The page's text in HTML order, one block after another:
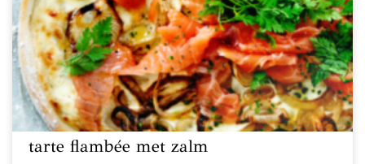
tarte flambée met zalm